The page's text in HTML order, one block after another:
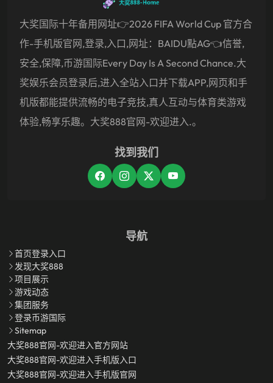
大奖国际十年备用网址👉2026 FIFA World Cup 官方合
作-手机版官网,登录,入口,网址：BAIDU點AG👈信誉,
安全,保障,币游国际Every Day Is A Second Chance.大
奖娱乐会员登录后,进入全站入口并下载APP,网页和手
机版都能提供流畅的电子竞技,真人互动与体育类游戏
体验,畅享乐趣。大奖888官网-欢迎进入.。
找到我们
导航
首页登录入口
发现大奖888
项目展示
游戏动态
集团服务
登录币游国际
Sitemap
大奖888官网-欢迎进入官方网站
大奖888官网-欢迎进入手机版入口
大奖888官网-欢迎进入手机版官网